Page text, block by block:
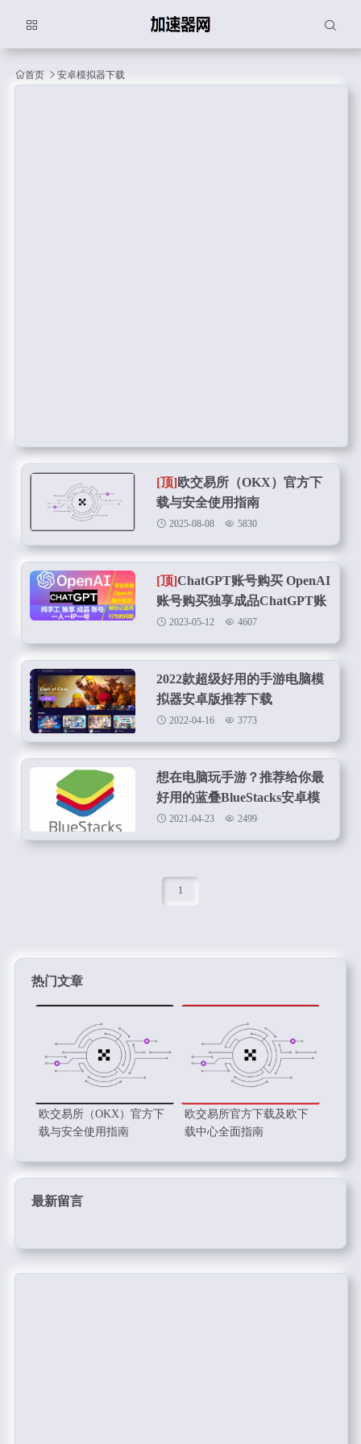
首页 安卓模拟器下载
[顶]欧交易所（OKX）官方下
载与安全使用指南
2025-08-08 5830
[顶]ChatGPT账号购买 OpenAI
账号购买独享成品ChatGPT账
号在线购买
2023-05-12 4607
2022款超级好用的手游电脑模
拟器安卓版推荐下载
2022-04-16 3773
想在电脑玩手游？推荐给你最
好用的蓝叠BlueStacks安卓模
拟器2021-04-23 2499
1
热门文章
欧交易所（OKX）官方下
载与安全使用指南
欧交易所官方下载及欧下
载中心全面指南
最新留言